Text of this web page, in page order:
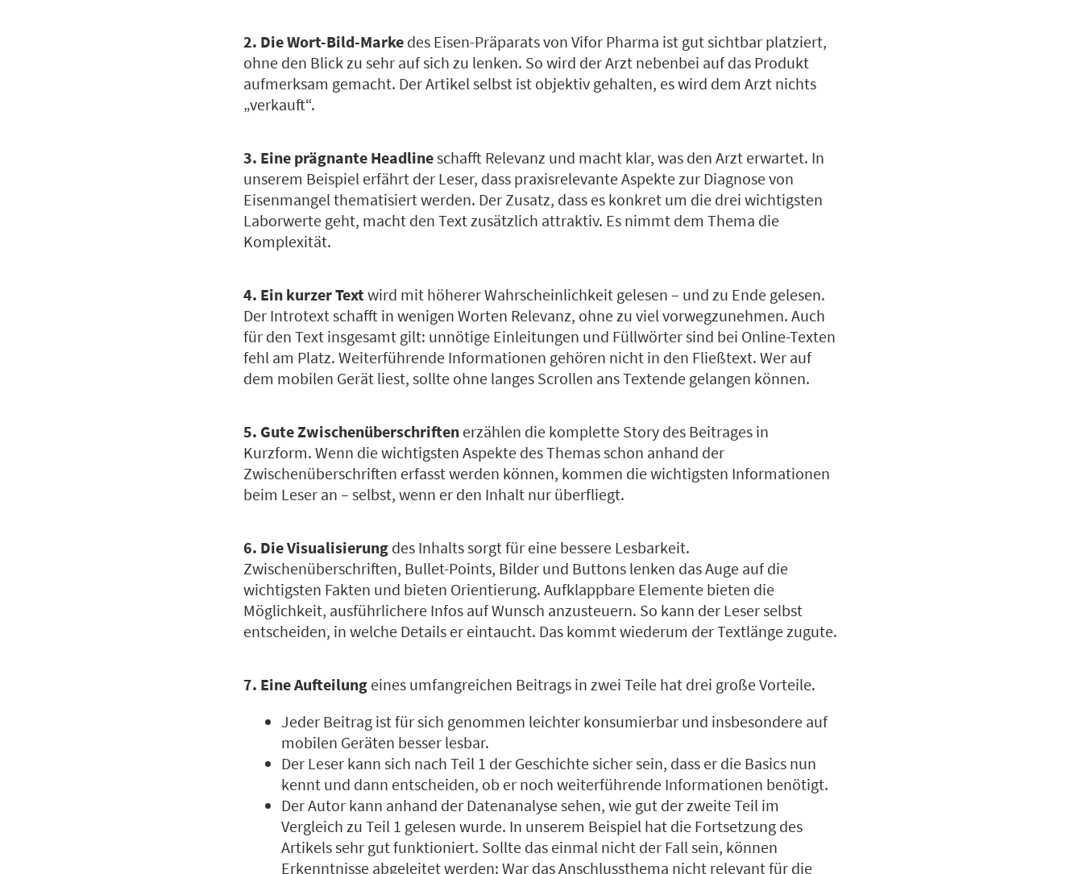
2. Die Wort-Bild-Marke des Eisen-Präparats von Vifor Pharma ist gut sichtbar platziert,
ohne den Blick zu sehr auf sich zu lenken. So wird der Arzt nebenbei auf das Produkt
aufmerksam gemacht. Der Artikel selbst ist objektiv gehalten, es wird dem Arzt nichts
„verkauft“.
3. Eine prägnante Headlineschafft Relevanz und macht klar, was den Arzt erwartet. In
unserem Beispiel erfährt der Leser, dass praxisrelevante Aspekte zur Diagnose von
Eisenmangel thematisiert werden. Der Zusatz, dass es konkret um die drei wichtigsten
Laborwerte geht, macht den Text zusätzlich attraktiv. Es nimmt dem Thema die
Komplexität.
4. Ein kurzer Textwird mit höherer Wahrscheinlichkeit gelesen – und zu Ende gelesen.
Der Introtext schafft in wenigen Worten Relevanz, ohne zu viel vorwegzunehmen. Auch
für den Text insgesamt gilt: unnötige Einleitungen und Füllwörter sind bei Online-Texten
fehl am Platz. Weiterführende Informationen gehören nicht in den Fließtext. Wer auf
dem mobilen Gerät liest, sollte ohne langes Scrollen ans Textende gelangen können.
5. Gute Zwischenüberschriften erzählen die komplette Story des Beitrages in
Kurzform. Wenn die wichtigsten Aspekte des Themas schon anhand der
Zwischenüberschriften erfasst werden können, kommen die wichtigsten Informationen
beim Leser an – selbst, wenn er den Inhalt nur überfliegt.
6. Die Visualisierung des Inhalts sorgt für eine bessere Lesbarkeit.
Zwischenüberschriften, Bullet-Points, Bilder und Buttons lenken das Auge auf die
wichtigsten Fakten und bieten Orientierung. Aufklappbare Elemente bieten die
Möglichkeit, ausführlichere Infos auf Wunsch anzusteuern. So kann der Leser selbst
entscheiden, in welche Details er eintaucht. Das kommt wiederum der Textlänge zugute.
7. Eine Aufteilung eines umfangreichen Beitrags in zwei Teile hat drei große Vorteile.
Jeder Beitrag ist für sich genommen leichter konsumierbar und insbesondere auf
mobilen Geräten besser lesbar.
Der Leser kann sich nach Teil 1 der Geschichte sicher sein, dass er die Basics nun
kennt und dann entscheiden, ob er noch weiterführende Informationen benötigt.
Der Autor kann anhand der Datenanalyse sehen, wie gut der zweite Teil im
Vergleich zu Teil 1 gelesen wurde. In unserem Beispiel hat die Fortsetzung des
Artikels sehr gut funktioniert. Sollte das einmal nicht der Fall sein, können
Erkenntnisse abgeleitet werden: War das Anschlussthema nicht relevant für die